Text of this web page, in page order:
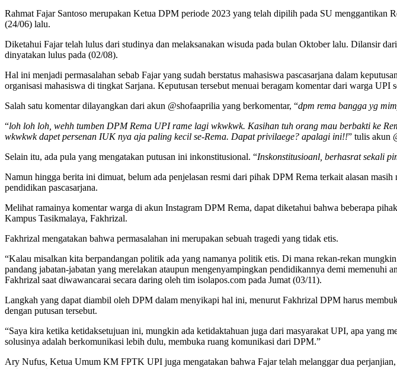
Rahmat Fajar Santoso merupakan Ketua DPM periode 2023 yang telah dipilih pada SU
(24/06) lalu.
Diketahui Fajar telah lulus dari studinya dan melaksanakan wisuda pada bulan Oktober lalu. Dilansir
dinyatakan lulus pada (02/08).
Hal ini menjadi permasalahan sebab Fajar yang sudah berstatus mahasiswa pascasarjana dalam
organisasi mahasiswa di tingkat Sarjana. Keputusan tersebut menuai beragam komentar dari warga
Salah satu komentar dilayangkan dari akun @shofaaprilia yang berkomentar, “dpm rema bangga yg
“loh loh loh, wehh tumben DPM Rema UPI rame lagi wkwkwk. Kasihan tuh orang mau berbakti ke
wkwkwk dapet persenan IUK nya aja paling kecil se-Rema. Dapat privilaege? apalagi ini!!” tulis akun
Selain itu, ada pula yang mengatakan putusan ini inkonstitusional. “Inskonstitusioanl, berhasrat sekali
Namun hingga berita ini dimuat, belum ada penjelasan resmi dari pihak DPM Rema terkait alasan
pendidikan pascasarjana.
Melihat ramainya komentar warga di akun Instagram DPM Rema, dapat diketahui bahwa beberapa
Kampus Tasikmalaya, Fakhrizal.
Fakhrizal mengatakan bahwa permasalahan ini merupakan sebuah tragedi yang tidak etis.
“Kalau misalkan kita berpandangan politik ada yang namanya politik etis. Di mana rekan-rekan
pandang jabatan-jabatan yang merelakan ataupun mengenyampingkan pendidikannya demi
Fakhrizal saat diwawancarai secara daring oleh tim isolapos.com pada Jumat (03/11).
Langkah yang dapat diambil oleh DPM dalam menyikapi hal ini, menurut Fakhrizal DPM harus
dengan putusan tersebut.
“Saya kira ketika ketidaksetujuan ini, mungkin ada ketidaktahuan juga dari masyarakat UPI, apa yang
solusinya adalah berkomunikasi lebih dulu, membuka ruang komunikasi dari DPM.”
Ary Nufus, Ketua Umum KM FPTK UPI juga mengatakan bahwa Fajar telah melanggar dua